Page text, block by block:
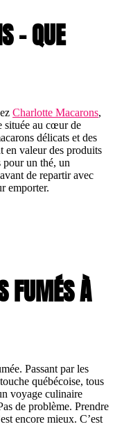
- QUE
Charlotte Macarons,
située au cœur de
délicats et des
en valeur des produits
un thé, un
de repartir avec
emporter.
FUMÉS À
Passant par les
québécoise, tous
voyage culinaire
de problème. Prendre
encore mieux. C’est